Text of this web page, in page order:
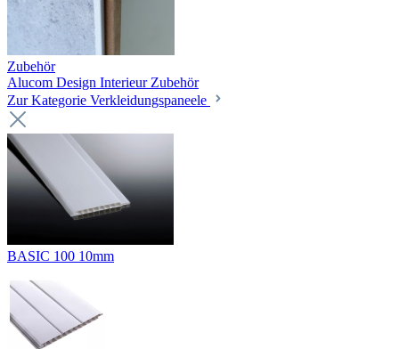
Zubehör
Alucom Design Interieur Zubehör
Zur Kategorie Verkleidungspaneele
BASIC 100 10mm